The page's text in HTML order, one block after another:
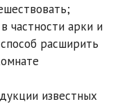
частности арки и
расширить
известных